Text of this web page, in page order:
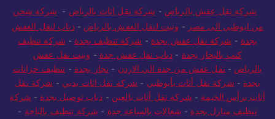
شركة نقل عفش بالرياض - شركة نقل اثاث بالرياض - شركة شحن
من ابوظبي الى مصر - ونيت لنقل العفش بالرياض -دباب لنقل العفش
بجدة - شركة نقل عفش بجدة - شركة تنظيف بجدة - شركة تنظيف
كنب بالبخار بجدة - دباب نقل عفش جدة - ونيت نقل عفش
بالرياض - نقل عفش من جدة الي الاردن - نجار بجدة - تنظيف خزانات
بجدة - شركة نقل أثاث بأبوظبي - شركة نقل اثاث بدبي - شركة نقل
أثاث برأس الخيمة - شركة نقل أثاث بالعين - دباب توصيل بجدة - شركة
تنظيف منازل بجدة - شغالات بالساعة جدة - شركة تنظيف بالباحة -